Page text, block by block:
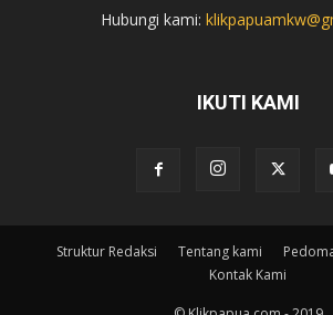
Hubungi kami:
IKUTI KAMI
Struktur Redaksi Tentang kami
Kontak Kami